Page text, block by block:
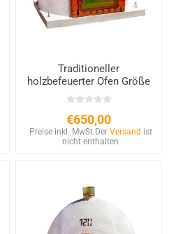
Traditioneller
holzbefeuerter Ofen Größe
100
€650,00
Preise inkl. MwSt. Der Versand ist
nicht enthalten